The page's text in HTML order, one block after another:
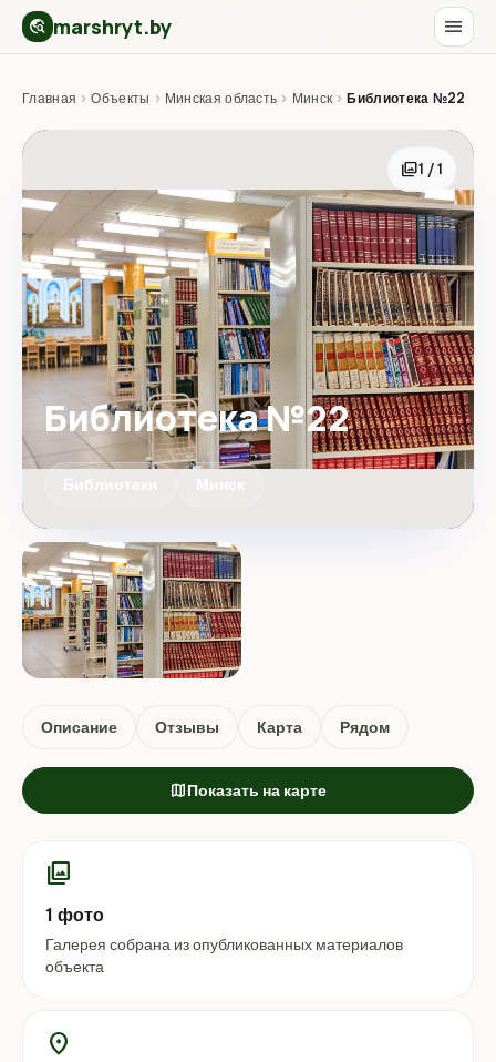
travel_explore marshryt.by menu
Главная › Объекты › Минская область › Минск › Библиотека №22
photo_library1 / 1
Библиотека №22
Описание Отзывы Карта Рядом
mapПоказать на карте
photo_library
1 фото
Галерея собрана из опубликованных материалов
объекта
location_on